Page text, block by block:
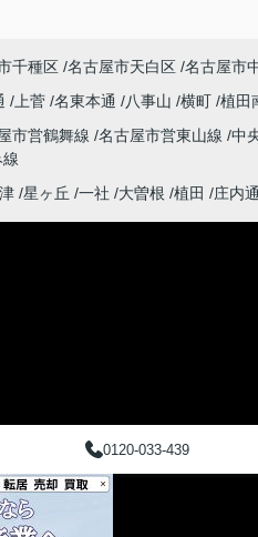
千種区 名古屋市天白区 名古屋市
上菅 名東本通 八事山 横町 植田
市営鶴舞線 名古屋市営東山線 中
星ヶ丘 一社 大曽根 植田 庄内通
0120-033-439